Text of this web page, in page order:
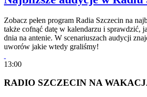
Zobacz pełen program Radia Szczecin na
także cofnąć datę w kalendarzu i sprawdzić,
dnia na antenie. W scenariuszach audycji
uworów jakie wtedy graliśmy!
13:00
RADIO SZCZECIN NA